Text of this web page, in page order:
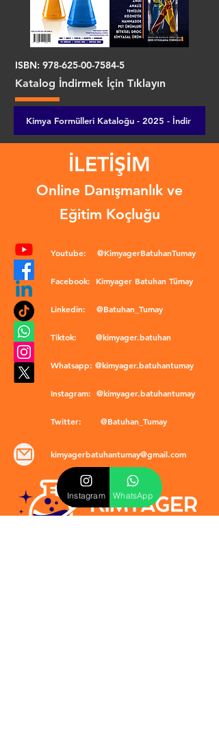
ISBN: 978-625-00-7584-5
Katalog İndirmek İçin Tıklayın
Kimya Formülleri Kataloğu - 2025 - İndir
İLETİŞİM
Online Danışmanlık ve
Eğitim Koçluğu
Youtube: @KimyagerBatuhanTumay
Facebook: Kimyager Batuhan Tümay
Linkedin: @Batuhan_Tumay
Tiktok: @kimyager.batuhan
Whatsapp: @kimyager.batuhantumay
Instagram: @kimyager.batuhantumay
Twitter: @Batuhan_Tumay
kimyagerbatuhantumay@gmail.com
Instagram WhatsApp